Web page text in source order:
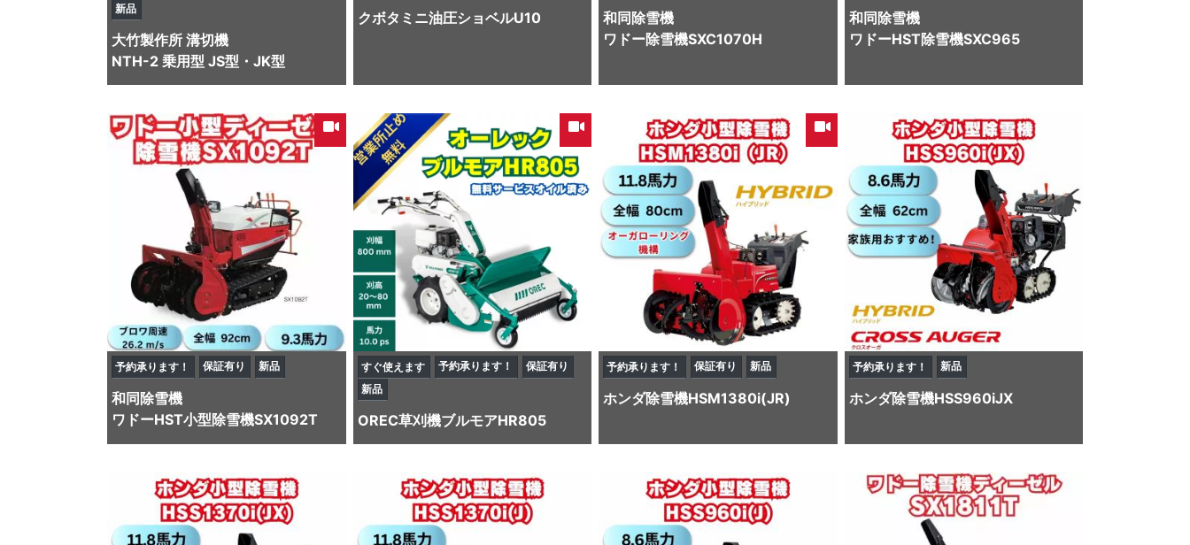
新品
大竹製作所 溝切機
NTH-2 乗用型 JS型・JK型
クボタ ミニ油圧ショベルU10 和同除雪機
ワドー除雪機SXC1070H
和同除雪機
ワドーHST除雪機SXC965
予約承ります！ 保証有り 新品
和同 除雪機
ワドーHST小型除雪機SX1092T
すぐ使えます 予約承ります！
保証有り
新品
OREC草刈機ブルモアHR805
予約承ります！ 保証有り 新品
ホンダ除雪機HSM1380i(JR)
予約承ります！ 新品
ホンダ除雪機HSS960iJX